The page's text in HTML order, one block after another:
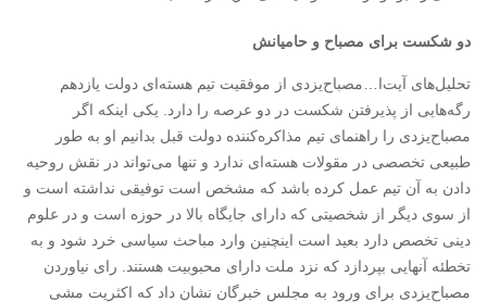
دو شکست برای مصباح و حامیانش
تحلیل‌های آیت‌ا…مصباح‌یزدی از موفقیت تیم هسته‌ای دولت یازدهم
رگه‌هایی از پذیرفتن شکست در دو عرصه را دارد. یکی اینکه اگر
مصباح‌یزدی را راهنمای تیم مذاکره‌کننده دولت قبل بدانیم او به طور
طبیعی تخصصی در مقولات هسته‌ای ندارد و تنها می‌تواند در نقش روحیه
دادن به آن تیم عمل کرده باشد که مشخص است توفیقی نداشته است و
از سوی دیگر از شخصیتی که دارای جایگاه بالا در حوزه است و در علوم
دینی تخصص دارد بعید است اینچنین وارد مباحث سیاسی خرد شود و به
تخطئه آنهایی بپردازد که نزد ملت دارای محبوبیت هستند. رای نیاوردن
مصباح‌یزدی برای ورود به مجلس خبرگان نشان داد که اکثریت مشی